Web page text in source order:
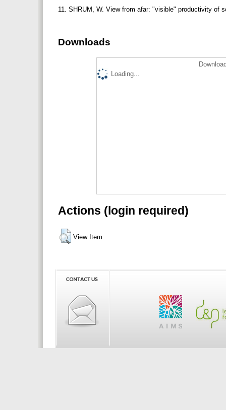
11. SHRUM, W. View from afar: "visible" productivity of
Downloads
Loading...
Actions (login required)
View Item